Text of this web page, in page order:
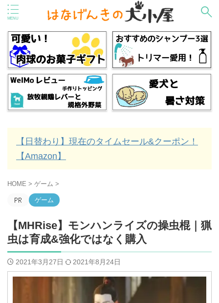
【日替わり】現在のタイムセール&クーポン！
【Amazon】
HOME > ゲーム >
ゲーム
【MHRise】モンハンライズの操虫棍｜猟
虫は育成&強化ではなく購入
2021年3月27日 2021年8月24日